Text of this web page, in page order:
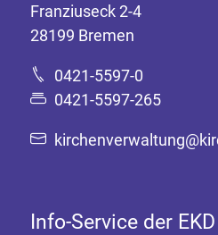
Franziuseck 2-4
28199 Bremen
0421-5597-0
0421-5597-265
Info-Service der EKD